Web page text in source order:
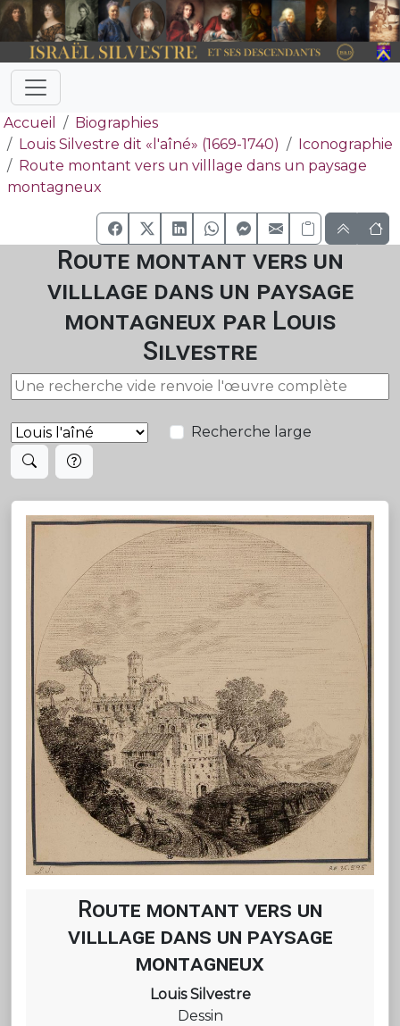
Accueil
Biographies
Louis Silvestre dit «l'aîné» (1669-1740)
Iconographie
Route montant vers un villlage dans un paysage
montagneux
Route montant vers un
villlage dans un paysage
montagneux par Louis
Silvestre
Recherche large
Route montant vers un
villlage dans un paysage
montagneux
Louis Silvestre
Dessin